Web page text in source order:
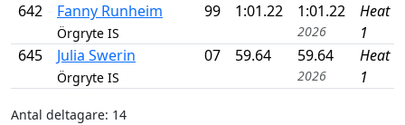
642
Fanny Runheim
Örgryte IS
99 1:01.22 1:01.22
2026
Heat
1
645
Julia Swerin
Örgryte IS
07 59.64 59.64
2026
Heat
1
Antal deltagare: 14